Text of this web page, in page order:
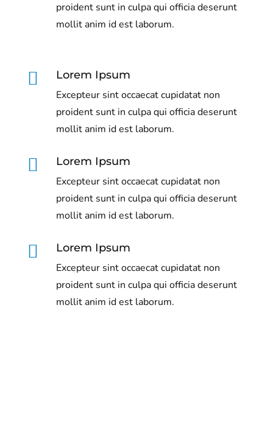
proident sunt in culpa qui officia deserunt
mollit anim id est laborum.

Lorem Ipsum
Excepteur sint occaecat cupidatat non
proident sunt in culpa qui officia deserunt
mollit anim id est laborum.

Lorem Ipsum
Excepteur sint occaecat cupidatat non
proident sunt in culpa qui officia deserunt
mollit anim id est laborum.

Lorem Ipsum
Excepteur sint occaecat cupidatat non
proident sunt in culpa qui officia deserunt
mollit anim id est laborum.